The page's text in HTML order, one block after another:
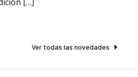
Ver todas las novedades